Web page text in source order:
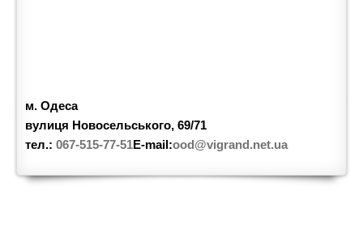
м. Одеса
вулиця Новосельського, 69/71
тел.: 067-515-77-51E-mail:ood@vigrand.net.ua